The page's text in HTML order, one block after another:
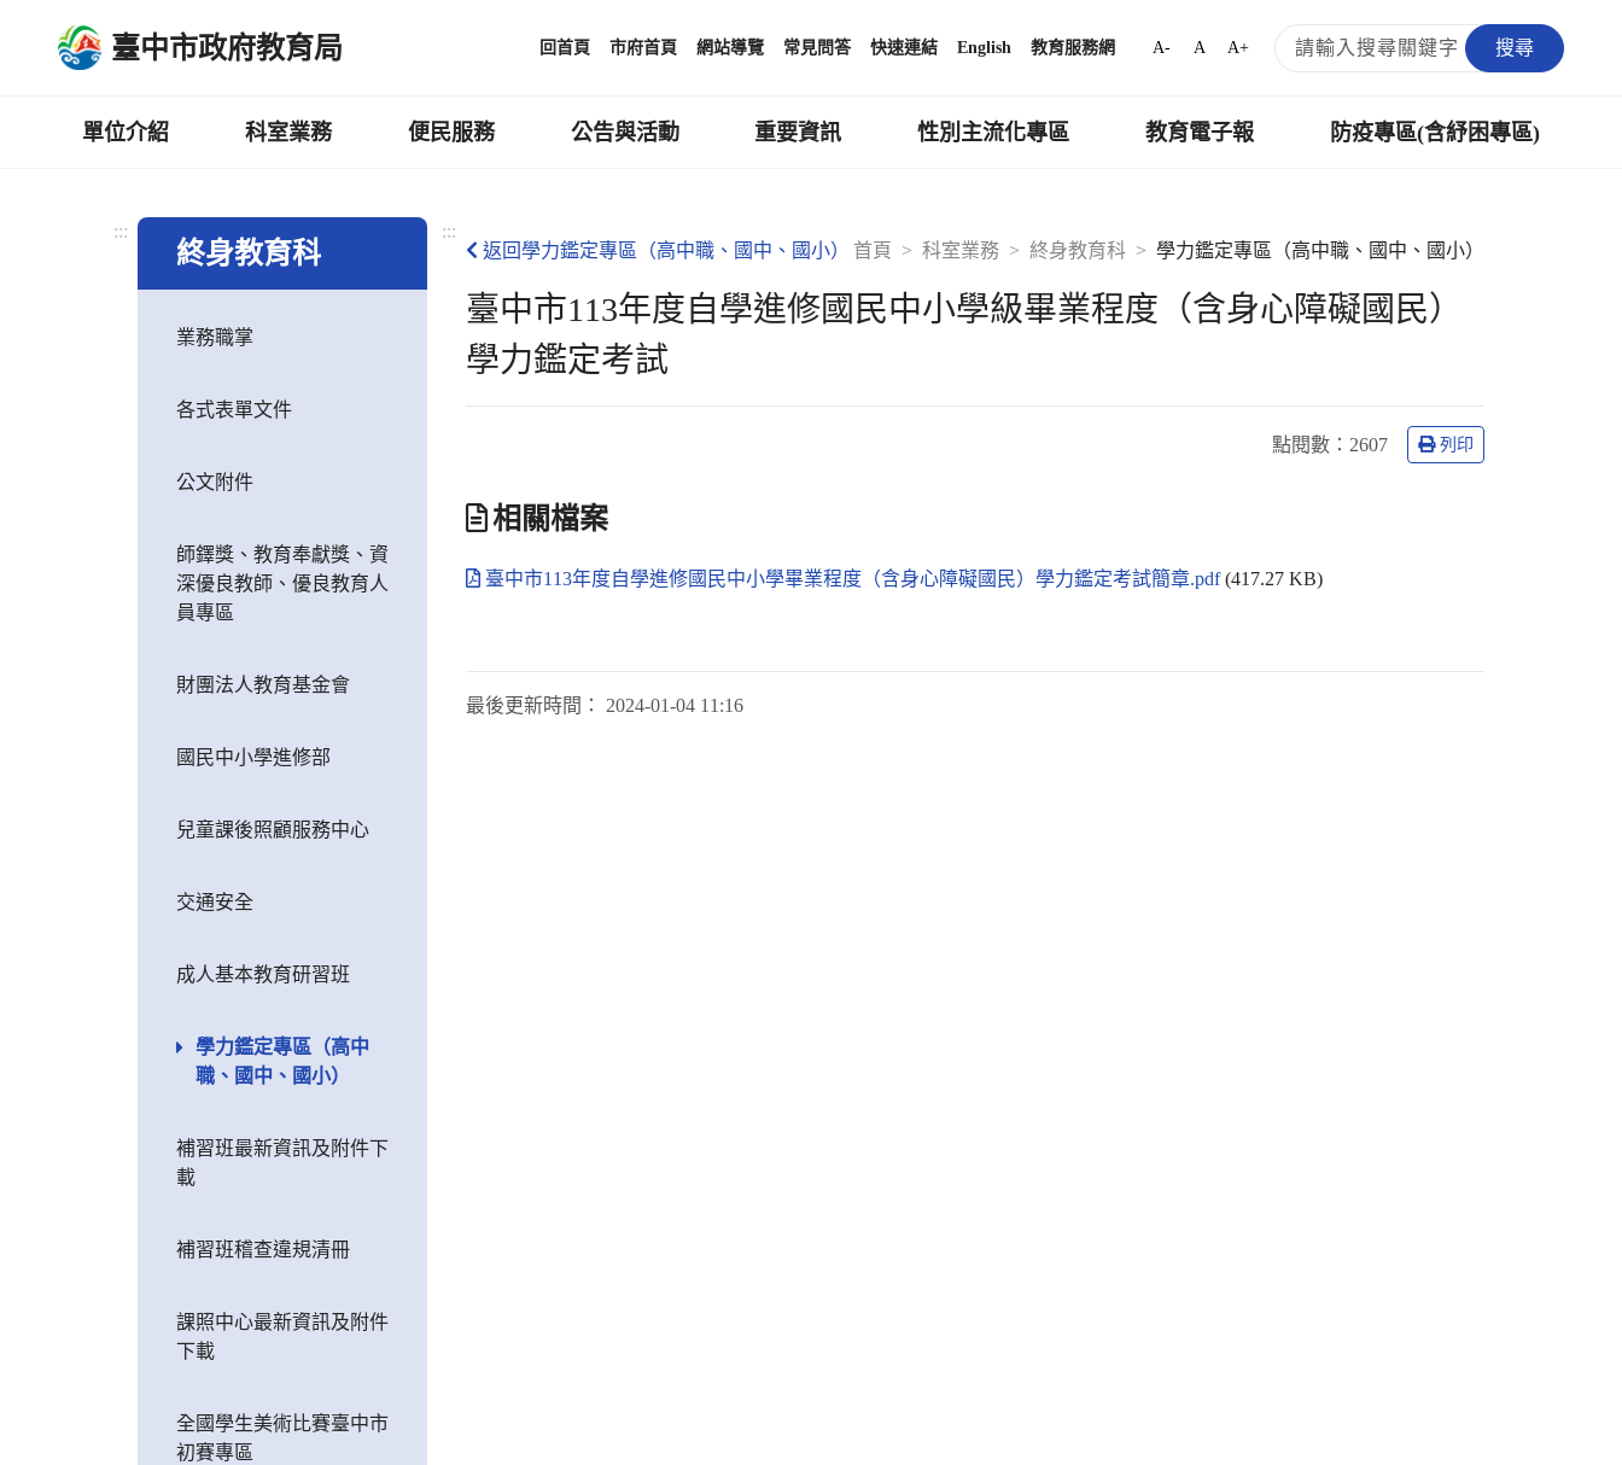
臺中市政府教育局 回首頁 市府首頁 網站導覽 常見問答 快速連結 English 教育服務網 A- A A+ 搜尋
單位介紹 科室業務 便民服務 公告與活動 重要資訊 性別主流化專區 教育電子報 防疫專區(含紓困專區)
:::
終身教育科
業務職掌
各式表單文件
公文附件
師鐸獎、教育奉獻獎、資
深優良教師、優良教育人
員專區
財團法人教育基金會
國民中小學進修部
兒童課後照顧服務中心
交通安全
成人基本教育研習班
學力鑑定專區（高中
職、國中、國小）
補習班最新資訊及附件下
載
補習班稽查違規清冊
課照中心最新資訊及附件
下載
全國學生美術比賽臺中市
初賽專區
:::
首頁
科室業務 終身教育科 學力鑑定專區（高中職、國中、國小）
返回學力鑑定專區（高中職、國中、國小）
臺中市113年度自學進修國民中小學級畢業程度（含身心障礙國民）
學力鑑定考試
點閱數 ：2607 列印
相關檔案
臺中市113年度自學進修國民中小學畢業程度（含身心障礙國民）學力鑑定考試簡章.pdf(417.27 KB)
最後更新時間： 2024-01-04 11:16